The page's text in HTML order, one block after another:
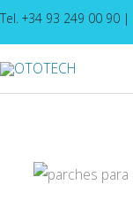
Ir
contenido
Tel. +34 93 249 00 90 |